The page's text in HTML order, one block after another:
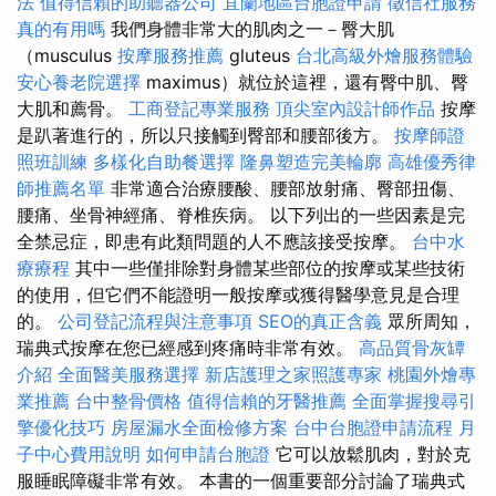
真的有用嗎 我們身體非常大的肌肉之一－臀大肌
（musculus 按摩服務推薦 gluteus 台北高級外燴服務體驗
安心養老院選擇 maximus）就位於這裡，還有臀中肌、臀
大肌和薦骨。 工商登記專業服務 頂尖室內設計師作品 按摩
是趴著進行的，所以只接觸到臀部和腰部後方。 按摩師證
照班訓練 多樣化自助餐選擇 隆鼻塑造完美輪廓 高雄優秀律
師推薦名單 非常適合治療腰酸、腰部放射痛、臀部扭傷、
腰痛、坐骨神經痛、脊椎疾病。 以下列出的一些因素是完
全禁忌症，即患有此類問題的人不應該接受按摩。 台中水
療療程 其中一些僅排除對身體某些部位的按摩或某些技術
的使用，但它們不能證明一般按摩或獲得醫學意見是合理
的。 公司登記流程與注意事項 SEO的真正含義 眾所周知，
瑞典式按摩在您已經感到疼痛時非常有效。 高品質骨灰罈
介紹 全面醫美服務選擇 新店護理之家照護專家 桃園外燴專
業推薦 台中整骨價格 值得信賴的牙醫推薦 全面掌握搜尋引
擎優化技巧 房屋漏水全面檢修方案 台中台胞證申請流程 月
子中心費用說明 如何申請台胞證 它可以放鬆肌肉，對於克
服睡眠障礙非常有效。 本書的一個重要部分討論了瑞典式